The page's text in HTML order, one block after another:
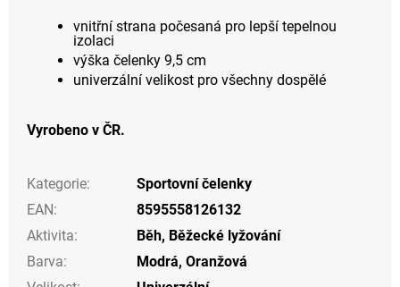
vnitřní strana počesaná pro lepší tepelnou
izolaci
výška čelenky 9,5 cm
univerzální velikost pro všechny dospělé
Vyrobeno v ČR.
Kategorie:
Sportovní čelenky
EAN:
8595558126132
Aktivita: Běh, Běžecké lyžování
Barva: Modrá, Oranžová